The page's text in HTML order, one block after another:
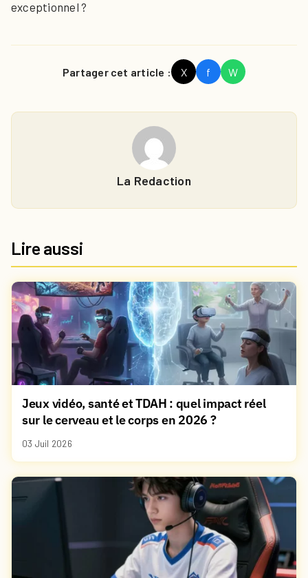
exceptionnel ?
Partager cet article : X f W
La Redaction
Lire aussi
Jeux vidéo, santé et TDAH : quel impact réel
sur le cerveau et le corps en 2026 ?
03 Juil 2026